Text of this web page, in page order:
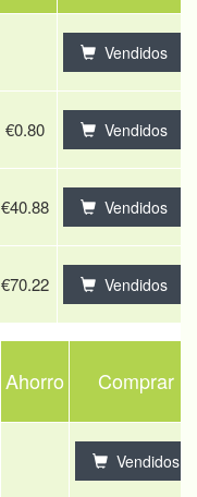
Vendidos
€0.80 Vendidos
€40.88 Vendidos
€70.22 Vendidos
Ahorro Comprar
Vendidos